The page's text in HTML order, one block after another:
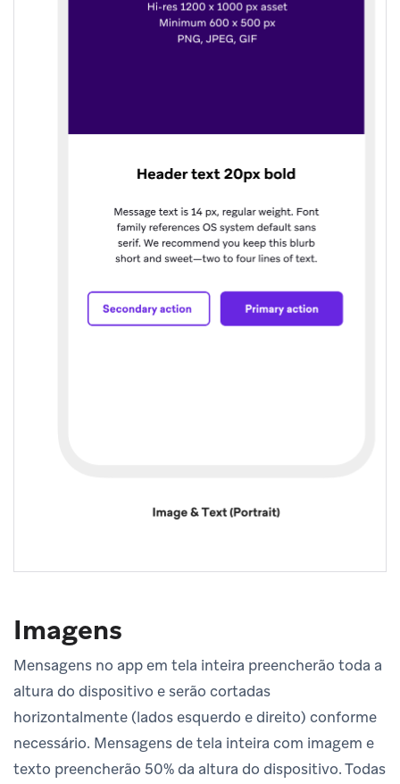
Imagens
Mensagens no app em tela inteira preencherão toda a
altura do dispositivo e serão cortadas
horizontalmente (lados esquerdo e direito) conforme
necessário. Mensagens de tela inteira com imagem e
texto preencherão 50% da altura do dispositivo. Todas